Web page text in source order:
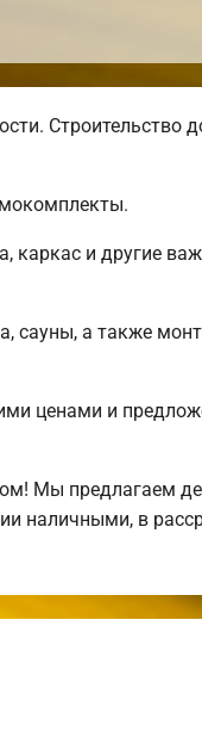
Строительство
каркас и другие
сауны, а также
ценами и
Мы предлагаем
наличными, в